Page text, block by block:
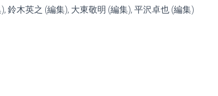
鈴木英之 (編集), 大東敬明 (編集), 平沢卓也 (編集)